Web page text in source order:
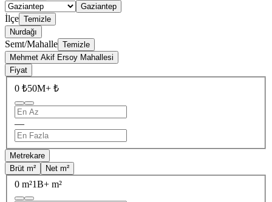
Gaziantep
İlçe Temizle
Nurdağı
Semt/Mahalle Temizle
Mehmet Akif Ersoy Mahallesi
Fiyat
0 ₺50M+ ₺
—
Metrekare
Brüt m²
Net m²
0 m²1B+ m²